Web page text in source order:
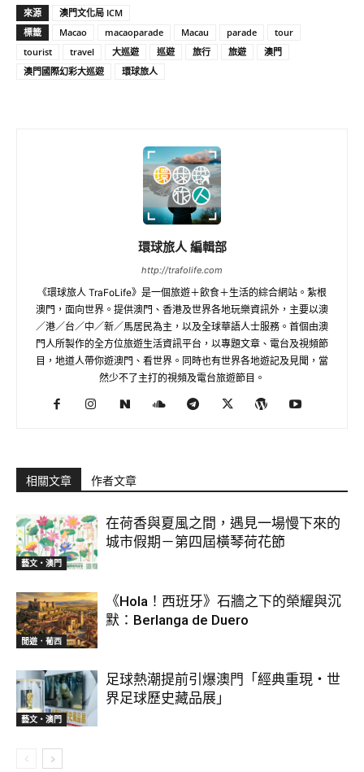
來源
澳門文化局 ICM
標籤
Macao macaoparade Macau parade
tour
tourist
travel 大巡遊 巡遊 旅行 旅遊
澳門
澳門國際幻彩大巡遊
環球旅人
環球旅人 編輯部
http://trafolife.com
《環球旅人 TraFoLife》是一個旅遊＋飲食＋生活的綜合網站。紮根
澳門，面向世界。提供澳門、香港及世界各地玩樂資訊外，主要以澳
／港／台／中／新／馬居民為主，以及全球華語人士服務。首個由澳
門人所製作的全方位旅遊生活資訊平台，以專題文章、電台及視頻節
目，地道人帶你遊澳門、看世界。同時也有世界各地遊記及見聞，當
然少不了主打的視頻及電台旅遊節目。
相關文章 作者文章
藝文‧澳門
在荷香與夏風之間，遇見一場慢下來的
城市假期－第四屆橫琴荷花節
閒遊．葡西
《Hola！西班牙》石牆之下的榮耀與沉
默：Berlanga de Duero
藝文‧澳門
足球熱潮提前引爆澳門「經典重現・世
界足球歷史藏品展」